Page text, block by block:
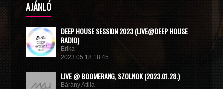
AJÁNLÓ
DEEP HOUSE SESSION 2023 (LIVE@DEEP HOUSE
RADIO)
Er!ka
2023.05.18 18:45
LIVE @ BOOMERANG, SZOLNOK (2023.01.28.)
Bárány Attila